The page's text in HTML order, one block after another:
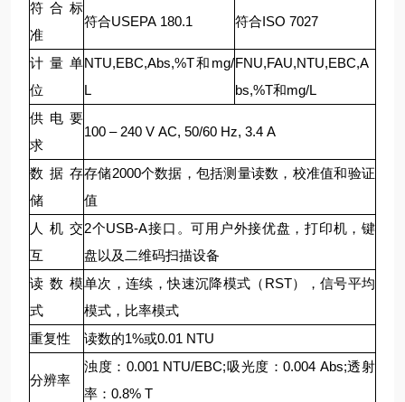
符合标
准
符合USEPA 180.1 符合ISO 7027
计量单
位
NTU,EBC,Abs,%T和mg/
L
FNU,FAU,NTU,EBC,A
bs,%T和mg/L
供电要
求
100 – 240 V AC, 50/60 Hz, 3.4 A
数据存
储
存储2000个数据，包括测量读数，校准值和验证
值
人机交
互
2个USB-A接口。可用户外接优盘，打印机，键
盘以及二维码扫描设备
读数模
式
单次，连续，快速沉降模式（RST），信号平均
模式，比率模式
重复性
读数的1%或0.01 NTU
分辨率
浊度：0.001 NTU/EBC;吸光度：0.004 Abs;透射
率：0.8% T